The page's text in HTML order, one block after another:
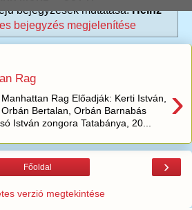
bejegyzések mutatása:Heinz
bejegyzés megjelenítése
Rag
›
Rag Előadják: Kerti István,
Orbán Bertalan, Orbán Barnabás
István zongora Tatabánya, 20...
›
Főoldal
verzió megtekintése